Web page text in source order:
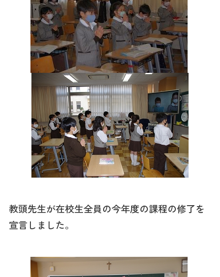
教頭先生が在校生全員の今年度の課程の修了を
宣言しました。